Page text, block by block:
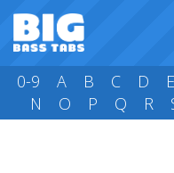
0-9 A B C D E
N
O P Q R